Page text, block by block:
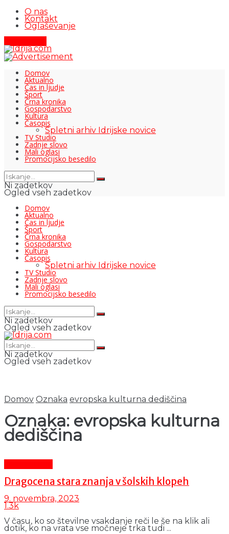
O nas
Kontakt
Oglaševanje
Domov
Aktualno
Čas in ljudje
Šport
Črna kronika
Gospodarstvo
Kultura
Časopis
Spletni arhiv Idrijske novice
TV Studio
Zadnje slovo
Mali oglasi
Promocijsko besedilo
Ni zadetkov
Ogled vseh zadetkov
Domov
Aktualno
Čas in ljudje
Šport
Črna kronika
Gospodarstvo
Kultura
Časopis
Spletni arhiv Idrijske novice
TV Studio
Zadnje slovo
Mali oglasi
Promocijsko besedilo
Ni zadetkov
Ogled vseh zadetkov
Ni zadetkov
Ogled vseh zadetkov
Domov Oznaka evropska kulturna dediščina
Oznaka: evropska kulturna
dediščina
Dragocena stara znanja v šolskih klopeh
9. novembra, 2023
1.3k
V času, ko so številne vsakdanje reči le še na klik ali
dotik, ko na vrata vse močneje trka tudi ...